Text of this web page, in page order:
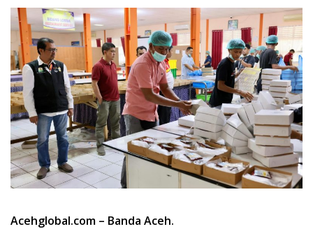
Acehglobal.com – Banda Aceh.